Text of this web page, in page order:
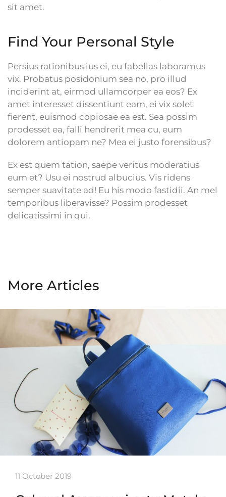
sit amet.
Find Your Personal Style
Persius rationibus ius ei, eu fabellas laboramus
vix. Probatus posidonium sea no, pro illud
inciderint at, eirmod ullamcorper ea eos? Ex
amet interesset dissentiunt eam, ei vix solet
fierent, euismod copiosae ea est. Sea possim
prodesset ea, falli hendrerit mea cu, eum
dolorem antiopam ne? Mea ei justo forensibus?
Ex est quem tation, saepe veritus moderatius
eum et? Usu ei nostrud albucius. Vis ridens
semper suavitate ad! Eu his modo fastidii. An mel
temporibus liberavisse? Possim prodesset
delicatissimi in qui.
More Articles
11 October 2019